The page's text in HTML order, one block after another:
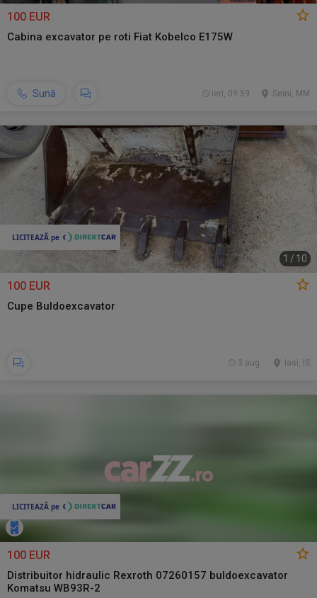
100 EUR
Cabina excavator pe roti Fiat Kobelco E175W
Sună Seini, MM
ieri, 09:59
1 / 10
100 EUR
Cupe Buldoexcavator
Iasi, IS
3 aug.
100 EUR
Distribuitor hidraulic Rexroth 07260157 buldoexcavator
Komatsu WB93R-2